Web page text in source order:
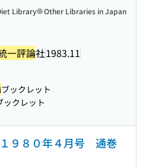
一評論社1983.11
Library Other Libraries in Japan
ブックレット
ックレット
１９８０年４月号 通巻